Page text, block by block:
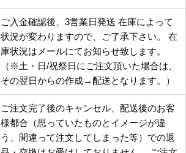
ご入金確認後、3営業日発送 在庫によって
状況が変わりますので、ご了承下さい。 在
庫状況はメールにてお知らせ致します。
（※土・日/祝祭日にご注文頂いた場合は、
その翌日からの作成→配送となります。）
ご注文完了後のキャンセル、配送後のお客
様都合（思っていたものとイメージが違
う、間違って注文してしまった等）での返